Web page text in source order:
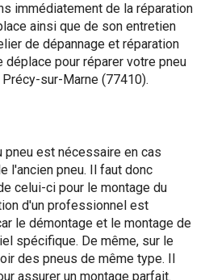
immédiatement de la réparation
ainsi que de son entretien
de dépannage et réparation
pour réparer votre pneu
sur-Marne (77410).
pneu est nécessaire en cas
l'ancien pneu. Il faut donc
celui-ci pour le montage du
d'un professionnel est
le démontage et le montage de
spécifique. De même, sur le
des pneus de même type. Il
assurer un montage parfait.